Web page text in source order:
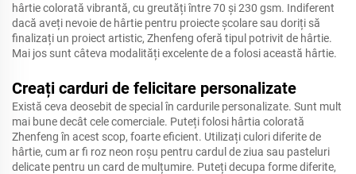
hârtie colorată vibrantă, cu greutăți între 70 și 230 gsm. Indiferent
dacă aveți nevoie de hârtie pentru proiecte școlare sau doriți să
finalizați un proiect artistic, Zhenfeng oferă tipul potrivit de hârtie.
Mai jos sunt câteva modalități excelente de a folosi această hârtie.
Creați carduri de felicitare personalizate
Există ceva deosebit de special în cardurile personalizate. Sunt mult
mai bune decât cele comerciale. Puteți folosi hârtia colorată
Zhenfeng în acest scop, foarte eficient. Utilizați culori diferite de
hârtie, cum ar fi roz neon roșu pentru cardul de ziua sau pasteluri
delicate pentru un card de mulțumire. Puteți decupa forme diferite,